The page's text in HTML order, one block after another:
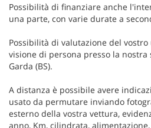
Possibilità di finanziare anche
una parte, con varie durate a
Possibilità di valutazione del
visione di persona presso la nostra
Garda (BS).
A distanza è possibile avere
usato da permutare inviando
esterno della vostra vettura,
anno, Km, cilindrata,